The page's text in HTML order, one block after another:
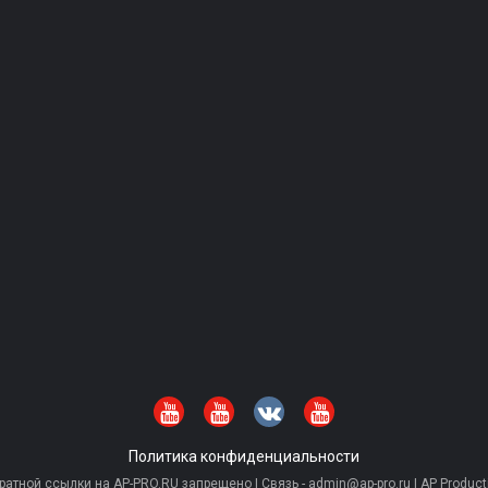
Политика конфиденциальности
ссылки на AP-PRO.RU запрещено | Связь - admin@ap-pro.ru | AP